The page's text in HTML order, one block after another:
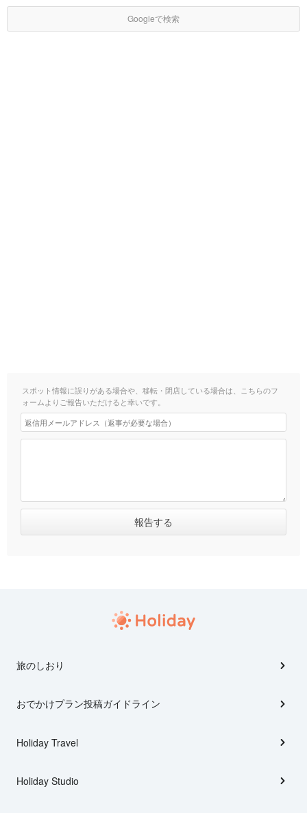
Googleで検索
スポット情報に誤りがある場合や、移転・閉店している場合は、こちらのフ
ォームよりご報告いただけると幸いです。
旅のしおり
おでかけプラン投稿ガイドライン
Holiday Travel
Holiday Studio